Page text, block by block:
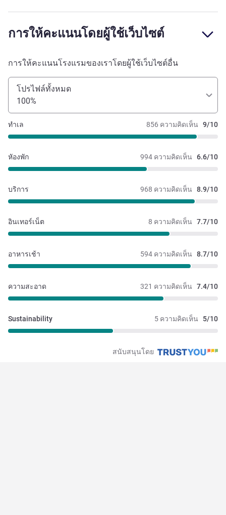
การให้คะแนนโดยผู้ใช้เว็บไซต์
การให้คะแนนโรงแรมของเราโดยผู้ใช้เว็บไซต์อื่น
โปรไฟล์ทั้งหมด
100%
856 ความคิดเห็น 9/10
ทำเล
994 ความคิดเห็น 6.6/10
หัองพัก
968 ความคิดเห็น 8.9/10
บริการ
8 ความคิดเห็น 7.7/10
อินเทอร์เน็ต
594 ความคิดเห็น 8.7/10
อาหารเช้า
321 ความคิดเห็น 7.4/10
ความสะอาด
5 ความคิดเห็น 5/10
Sustainability
สนับสนุนโดย